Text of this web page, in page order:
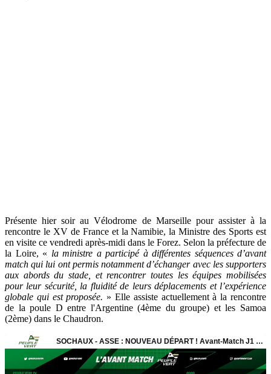
Présente hier soir au Vélodrome de Marseille pour assister à la
rencontre le XV de France et la Namibie, la Ministre des Sports est
en visite ce vendredi après-midi dans le Forez. Selon la préfecture de
la Loire, « la ministre a participé à différentes séquences d’avant
match qui lui ont permis notamment d’échanger avec les supporters
aux abords du stade, et rencontrer toutes les équipes mobilisées
pour leur sécurité, la fluidité de leurs déplacements et l’expérience
globale qui est proposée. » Elle assiste actuellement à la rencontre
de la poule D entre l'Argentine (4ème du groupe) et les Samoa
(2ème) dans le Chaudron.